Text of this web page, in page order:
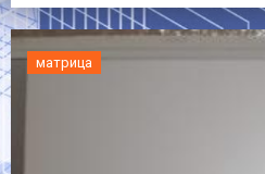
матрица